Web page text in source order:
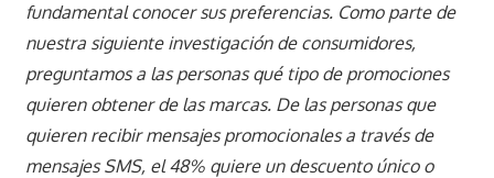
fundamental conocer sus preferencias. Como parte de
nuestra siguiente investigación de consumidores,
preguntamos a las personas qué tipo de promociones
quieren obtener de las marcas. De las personas que
quieren recibir mensajes promocionales a través de
mensajes SMS, el 48% quiere un descuento único o